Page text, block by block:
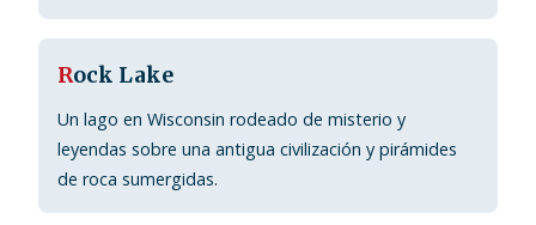
Rock Lake
Un lago en Wisconsin rodeado de misterio y
leyendas sobre una antigua civilización y pirámides
de roca sumergidas.